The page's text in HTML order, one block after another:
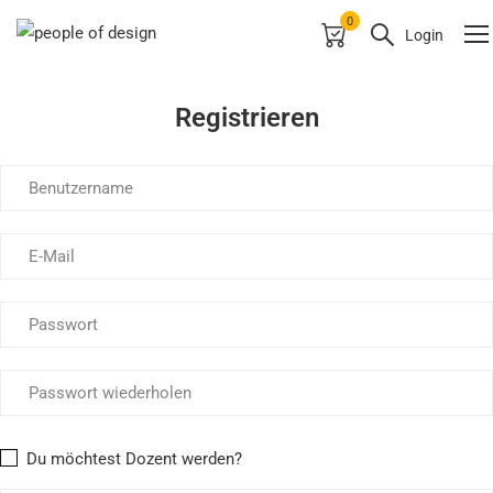
0
Login
Registrieren
Du möchtest Dozent werden?